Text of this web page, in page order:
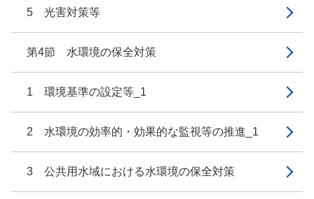
5 光害対策等
第4節 水環境の保全対策
1 環境基準の設定等_1
2 水環境の効率的・効果的な監視等の推進_1
3 公共用水域における水環境の保全対策